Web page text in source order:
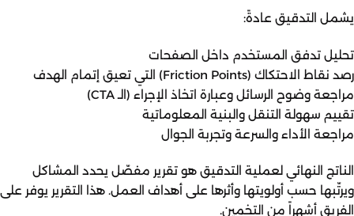
يشمل التدقيق عادةً:
تحليل تدفق المستخدم داخل الصفحات
رصد نقاط الاحتكاك (Friction Points) التي تعيق إتمام الهدف
مراجعة وضوح الرسائل وعبارة اتخاذ الإجراء (الـ CTA)
تقييم سهولة التنقل والبنية المعلوماتية
مراجعة الأداء والسرعة وتجربة الجوال
الناتج النهائي لعملية التدقيق هو تقرير مفصّل يحدد المشاكل
ويرتّبها حسب أولويتها وأثرها على أهداف العمل. هذا التقرير يوفر على
الفريق أشهراً من التخمين.